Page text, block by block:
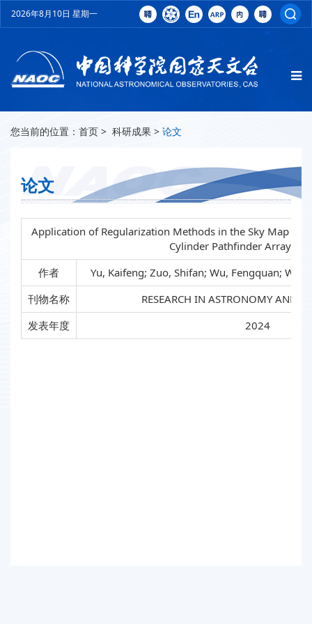
2026年8月10日 星期一
您当前的位置： 首页 > 科研成果 > 论文
论文
Application of Regularization Methods in the Sky Map
Cylinder Pathfinder Array
作者
Yu, Kaifeng; Zuo, Shifan; Wu, Fengquan;
刊物名称
RESEARCH IN ASTRONOMY AND
发表年度
2024